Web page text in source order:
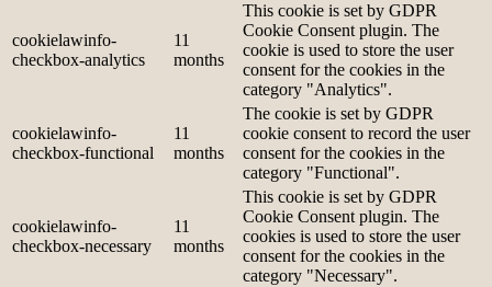
cookielawinfo-
checkbox-analytics
11
months
This cookie is set by GDPR
Cookie Consent plugin. The
cookie is used to store the user
consent for the cookies in the
category "Analytics".
cookielawinfo-
checkbox-functional
11
months
The cookie is set by GDPR
cookie consent to record the user
consent for the cookies in the
category "Functional".
cookielawinfo-
checkbox-necessary
11
months
This cookie is set by GDPR
Cookie Consent plugin. The
cookies is used to store the user
consent for the cookies in the
category "Necessary".